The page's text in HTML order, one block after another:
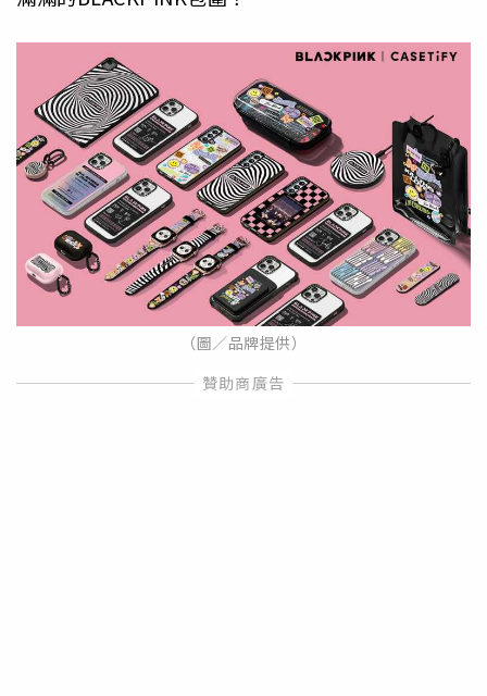
（圖／品牌提供）